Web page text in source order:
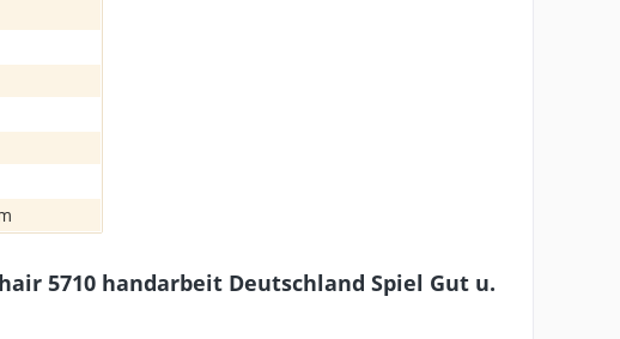
5710 handarbeit Deutschland Spiel Gut u.